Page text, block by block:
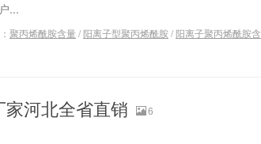
...
聚丙烯酰胺含量/阳离子型聚丙烯酰胺/阳离子聚丙烯酰胺含
河北全省直销
6